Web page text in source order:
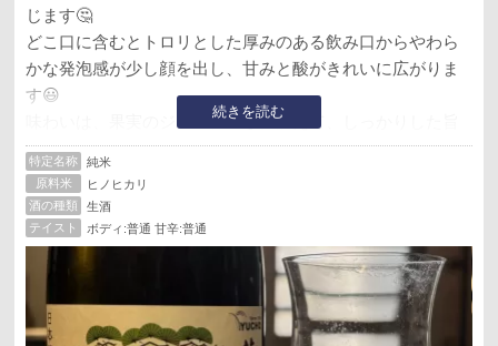
続きを読む
じます🤔
どこ口に含むとトロリとした厚みのある飲み口からやわら
かな発泡感が少し顔を出し、甘みと酸がきれいに広がりま
す😃
味わいは、果実のジューシーさに加えて、しっかりした旨
味とほどよい苦味、軽い渋みが骨格を作り、後半まで余韻
が長く続きます。全体としては、ただ甘いだけではない、
菩提もとらしい酸とコクが魅力の、濃密で奥行きのある純
米生酒です。
同じお蔵の風の森と比べると鷹長の方が甘さを強く感じて
個人的には風の森の方が好みではあります🤔
今回は銘柄に鷹を冠しているので勇ましい感じで相棒を連
れてかっこよくなってもらいました😃※3枚目参照
特定名称
純米
原料米
ヒノヒカリ
酒の種類
生酒
テイスト
ボディ:普通 甘辛:普通